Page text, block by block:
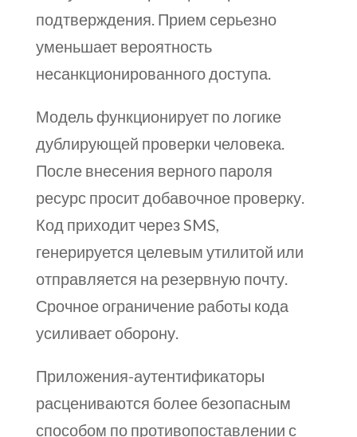
подтверждения. Прием серьезно
уменьшает вероятность
несанкционированного доступа.
Модель функционирует по логике
дублирующей проверки человека.
После внесения верного пароля
ресурс просит добавочное проверку.
Код приходит через SMS,
генерируется целевым утилитой или
отправляется на резервную почту.
Срочное ограничение работы кода
усиливает оборону.
Приложения-аутентификаторы
расцениваются более безопасным
способом по противопоставлении с